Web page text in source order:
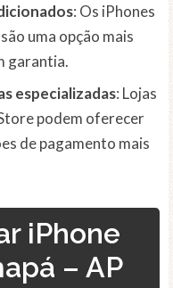
: Os iPhones
uma opção mais
garantia.
especializadas: Lojas
podem oferecer
de pagamento mais
iPhone
– AP